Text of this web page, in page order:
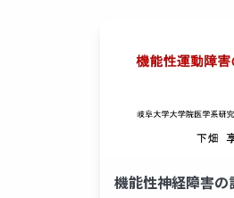
機能性神経障害の